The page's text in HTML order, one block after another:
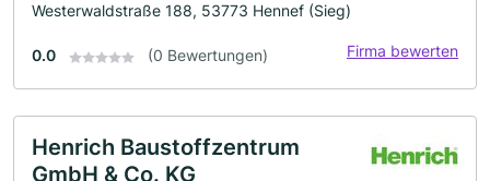
Westerwaldstraße 188, 53773 Hennef (Sieg)
0.0 (0 Bewertungen) Firma bewerten
Henrich Baustoffzentrum
GmbH & Co. KG